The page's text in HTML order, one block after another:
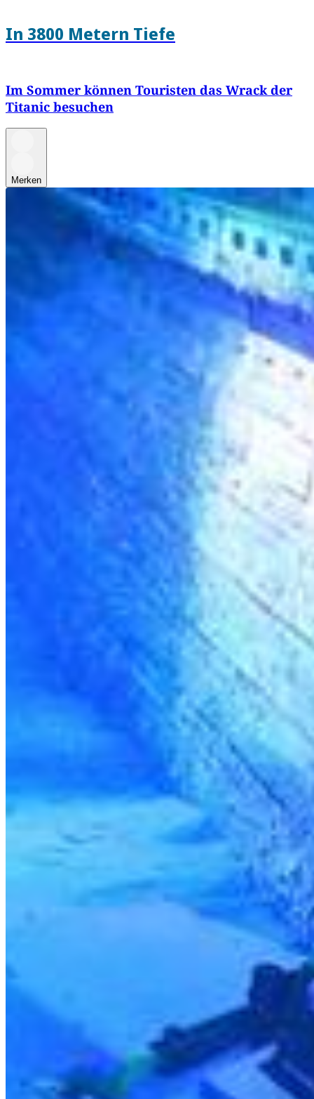
In 3800 Metern Tiefe
Im Sommer können Touristen das Wrack der
Titanic besuchen
Merken